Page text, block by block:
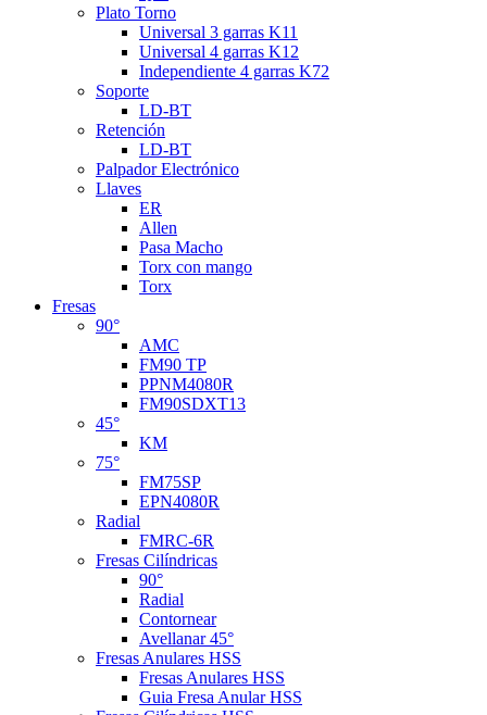
Plato Torno
Universal 3 garras K11
Universal 4 garras K12
Independiente 4 garras K72
Soporte
LD-BT
Retención
LD-BT
Palpador Electrónico
Llaves
ER
Allen
Pasa Macho
Torx con mango
Torx
Fresas
90°
AMC
FM90 TP
PPNM4080R
FM90SDXT13
45°
KM
75°
FM75SP
EPN4080R
Radial
FMRC-6R
Fresas Cilíndricas
90°
Radial
Contornear
Avellanar 45°
Fresas Anulares HSS
Fresas Anulares HSS
Guia Fresa Anular HSS